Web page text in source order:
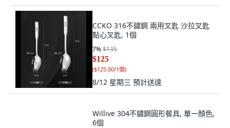
CCKO 316不鏽鋼 兩用叉匙 沙拉叉匙
點心叉匙, 1個
7%$135
$125
($125.00/1個)
8/12 星期三 預計送達
Willive 304不鏽鋼圓形餐具, 單一顏色,
6個